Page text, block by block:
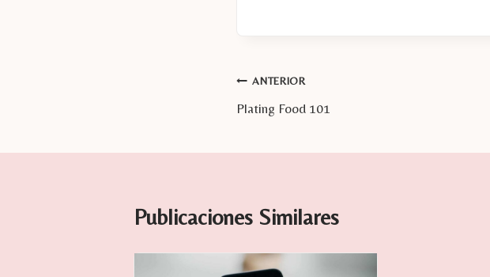
Navegación
de
entradas
ANTERIOR
Plating Food 101
Publicaciones Similares